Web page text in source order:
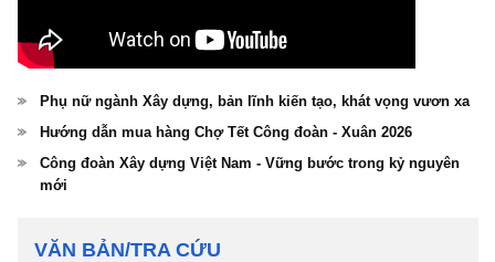
Phụ nữ ngành Xây dựng, bản lĩnh kiến tạo, khát vọng vươn xa
Hướng dẫn mua hàng Chợ Tết Công đoàn - Xuân 2026
Công đoàn Xây dựng Việt Nam - Vững bước trong kỷ nguyên
mới
VĂN BẢN/TRA CỨU